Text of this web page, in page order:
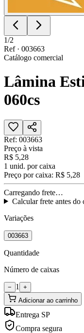
1/2
Ref · 003663
Catálogo comercial
Lâmina
060cs
Ref: 003663
Preço à vista
R$ 5,28
1 unid. por caixa
Preço por caixa: R$ 5,28
Carregando frete…
Calcular frete antes do
Variações
003663
Quantidade
Número de caixas
− 1
+
Adicionar ao carrinho
Entrega SP
Compra segura